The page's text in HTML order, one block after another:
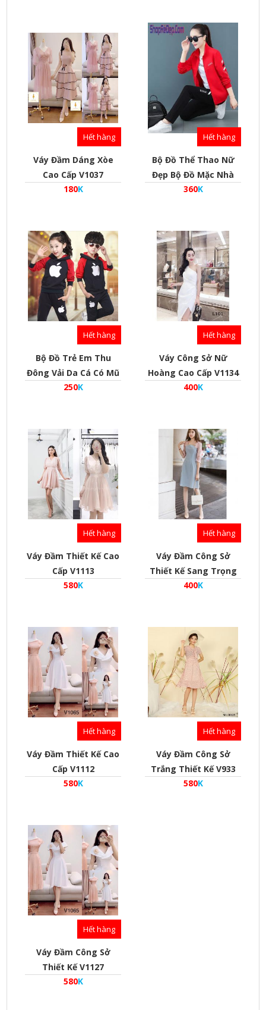
Phong Cách Hàn Quốc
Hết hàng
Váy Đầm Dáng Xòe
Cao Cấp V1037
180K
Hết hàng
Bộ Đồ Thể Thao Nữ
Đẹp Bộ Đồ Mặc Nhà
Phong Cách Hàn Quốc
360K
Hết hàng
Bộ Đồ Trẻ Em Thu
Đông Vải Da Cá Có Mũ
Phối Tay - Mã
250K
Hết hàng
Váy Công Sở Nữ
Hoàng Cao Cấp V1134
400K
Hết hàng
Váy Đầm Thiết Kế Cao
Cấp V1113
580K
Hết hàng
Váy Đầm Công Sở
Thiết Kế Sang Trọng
V1322
400K
Hết hàng
Váy Đầm Thiết Kế Cao
Cấp V1112
580K
Hết hàng
Váy Đầm Công Sở
Trắng Thiết Kế V933
580K
Hết hàng
Váy Đầm Công Sở
Thiết Kế V1127
580K